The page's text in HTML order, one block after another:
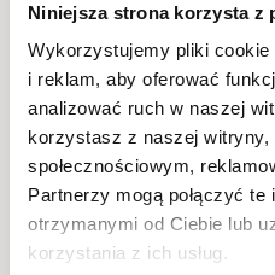
Niniejsza strona korzysta z
Wykorzystujemy pliki
i reklam, aby oferować
analizować ruch w naszej
korzystasz z naszej witryny,
społecznościowym,
Partnerzy mogą połączyć
otrzymanymi od Ciebie lub
korzystania z ich usług.
w Polsce vs.
Chin